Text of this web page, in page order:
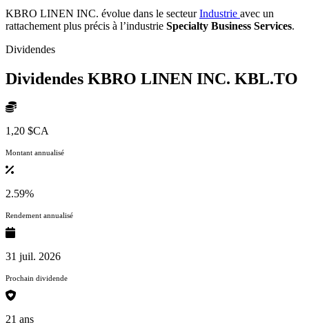
KBRO LINEN INC. évolue dans le secteurIndustrie avec un
rattachement plus précis à l’industrie Specialty Business Services.
Dividendes
Dividendes KBRO LINEN INC. KBL.TO
1,20 $CA
Montant annualisé
2.59%
Rendement annualisé
31 juil. 2026
Prochain dividende
21 ans